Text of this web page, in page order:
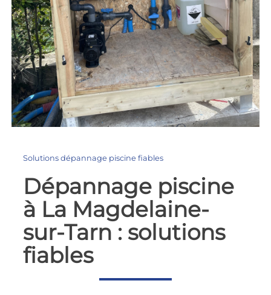
Solutions dépannage piscine fiables
Dépannage piscine
à La Magdelaine-
sur-Tarn : solutions
fiables